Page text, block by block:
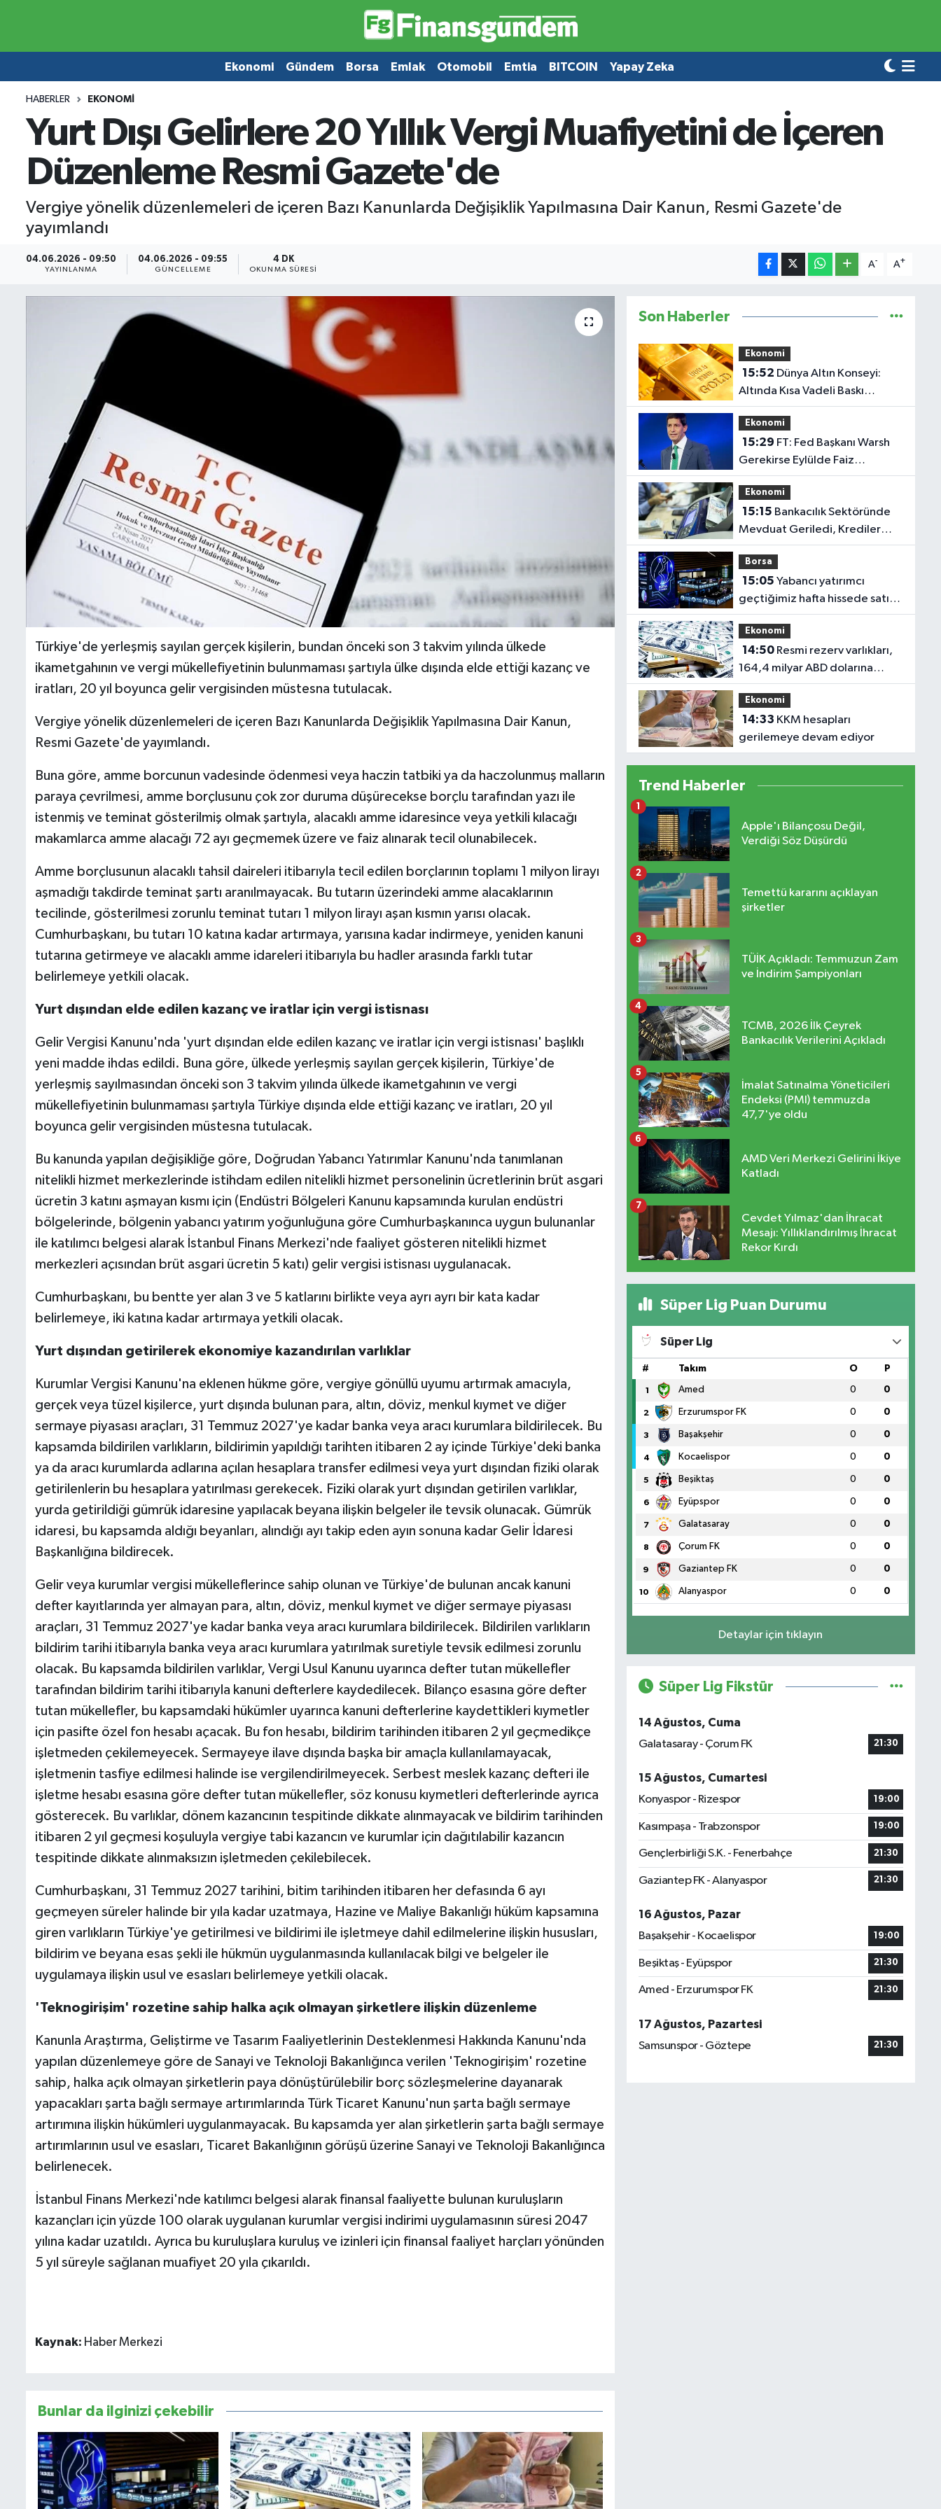
Ekonomi Gündem Borsa Emlak Otomobil Emtia BITCOIN Yapay Zeka
HABERLER EKONOMI
Yurt Dışı Gelirlere 20 Yıllık Vergi Muafiyetini de İçeren
Düzenleme Resmi Gazete'de
Vergiye yönelik düzenlemeleri de içeren Bazı Kanunlarda Değişiklik Yapılmasına Dair Kanun, Resmi Gazete'de
yayımlandı
04.06.2026 - 09:50
YAYINLANMA
04.06.2026 - 09:55
GÜNCELLEME
4 DK
OKUNMA SÜRESI
A- A+
Türkiye'de yerleşmiş sayılan gerçek kişilerin, bundan önceki son 3 takvim yılında ülkede
ikametgahının ve vergi mükellefiyetinin bulunmaması şartıyla ülke dışında elde ettiği kazanç ve
iratları, 20 yıl boyunca gelir vergisinden müstesna tutulacak.
Vergiye yönelik düzenlemeleri de içeren Bazı Kanunlarda Değişiklik Yapılmasına Dair Kanun,
Resmi Gazete'de yayımlandı.
Buna göre, amme borcunun vadesinde ödenmesi veya haczin tatbiki ya da haczolunmuş malların
paraya çevrilmesi, amme borçlusunu çok zor duruma düşürecekse borçlu tarafından yazı ile
istenmiş ve teminat gösterilmiş olmak şartıyla, alacaklı amme idaresince veya yetkili kılacağı
makamlarca amme alacağı 72 ayı geçmemek üzere ve faiz alınarak tecil olunabilecek.
Amme borçlusunun alacaklı tahsil daireleri itibarıyla tecil edilen borçlarının toplamı 1 milyon lirayı
aşmadığı takdirde teminat şartı aranılmayacak. Bu tutarın üzerindeki amme alacaklarının
tecilinde, gösterilmesi zorunlu teminat tutarı 1 milyon lirayı aşan kısmın yarısı olacak.
Cumhurbaşkanı, bu tutarı 10 katına kadar artırmaya, yarısına kadar indirmeye, yeniden kanuni
tutarına getirmeye ve alacaklı amme idareleri itibarıyla bu hadler arasında farklı tutar
belirlemeye yetkili olacak.
Yurt dışından elde edilen kazanç ve iratlar için vergi istisnası
Gelir Vergisi Kanunu'nda 'yurt dışından elde edilen kazanç ve iratlar için vergi istisnası' başlıklı
yeni madde ihdas edildi. Buna göre, ülkede yerleşmiş sayılan gerçek kişilerin, Türkiye'de
yerleşmiş sayılmasından önceki son 3 takvim yılında ülkede ikametgahının ve vergi
mükellefiyetinin bulunmaması şartıyla Türkiye dışında elde ettiği kazanç ve iratları, 20 yıl
boyunca gelir vergisinden müstesna tutulacak.
Bu kanunda yapılan değişikliğe göre, Doğrudan Yabancı Yatırımlar Kanunu'nda tanımlanan
nitelikli hizmet merkezlerinde istihdam edilen nitelikli hizmet personelinin ücretlerinin brüt asgari
ücretin 3 katını aşmayan kısmı için (Endüstri Bölgeleri Kanunu kapsamında kurulan endüstri
bölgelerinde, bölgenin yabancı yatırım yoğunluğuna göre Cumhurbaşkanınca uygun bulunanlar
ile katılımcı belgesi alarak İstanbul Finans Merkezi'nde faaliyet gösteren nitelikli hizmet
merkezleri açısından brüt asgari ücretin 5 katı) gelir vergisi istisnası uygulanacak.
Cumhurbaşkanı, bu bentte yer alan 3 ve 5 katlarını birlikte veya ayrı ayrı bir kata kadar
belirlemeye, iki katına kadar artırmaya yetkili olacak.
Yurt dışından getirilerek ekonomiye kazandırılan varlıklar
Kurumlar Vergisi Kanunu'na eklenen hükme göre, vergiye gönüllü uyumu artırmak amacıyla,
gerçek veya tüzel kişilerce, yurt dışında bulunan para, altın, döviz, menkul kıymet ve diğer
sermaye piyasası araçları, 31 Temmuz 2027'ye kadar banka veya aracı kurumlara bildirilecek. Bu
kapsamda bildirilen varlıkların, bildirimin yapıldığı tarihten itibaren 2 ay içinde Türkiye'deki banka
ya da aracı kurumlarda adlarına açılan hesaplara transfer edilmesi veya yurt dışından fiziki olarak
getirilenlerin bu hesaplara yatırılması gerekecek. Fiziki olarak yurt dışından getirilen varlıklar,
yurda getirildiği gümrük idaresine yapılacak beyana ilişkin belgeler ile tevsik olunacak. Gümrük
idaresi, bu kapsamda aldığı beyanları, alındığı ayı takip eden ayın sonuna kadar Gelir İdaresi
Başkanlığına bildirecek.
Gelir veya kurumlar vergisi mükelleflerince sahip olunan ve Türkiye'de bulunan ancak kanuni
defter kayıtlarında yer almayan para, altın, döviz, menkul kıymet ve diğer sermaye piyasası
araçları, 31 Temmuz 2027'ye kadar banka veya aracı kurumlara bildirilecek. Bildirilen varlıkların
bildirim tarihi itibarıyla banka veya aracı kurumlara yatırılmak suretiyle tevsik edilmesi zorunlu
olacak. Bu kapsamda bildirilen varlıklar, Vergi Usul Kanunu uyarınca defter tutan mükellefler
tarafından bildirim tarihi itibarıyla kanuni defterlere kaydedilecek. Bilanço esasına göre defter
tutan mükellefler, bu kapsamdaki hükümler uyarınca kanuni defterlerine kaydettikleri kıymetler
için pasifte özel fon hesabı açacak. Bu fon hesabı, bildirim tarihinden itibaren 2 yıl geçmedikçe
işletmeden çekilemeyecek. Sermayeye ilave dışında başka bir amaçla kullanılamayacak,
işletmenin tasfiye edilmesi halinde ise vergilendirilmeyecek. Serbest meslek kazanç defteri ile
işletme hesabı esasına göre defter tutan mükellefler, söz konusu kıymetleri defterlerinde ayrıca
gösterecek. Bu varlıklar, dönem kazancının tespitinde dikkate alınmayacak ve bildirim tarihinden
itibaren 2 yıl geçmesi koşuluyla vergiye tabi kazancın ve kurumlar için dağıtılabilir kazancın
tespitinde dikkate alınmaksızın işletmeden çekilebilecek.
Cumhurbaşkanı, 31 Temmuz 2027 tarihini, bitim tarihinden itibaren her defasında 6 ayı
geçmeyen süreler halinde bir yıla kadar uzatmaya, Hazine ve Maliye Bakanlığı hüküm kapsamına
giren varlıkların Türkiye'ye getirilmesi ve bildirimi ile işletmeye dahil edilmelerine ilişkin hususları,
bildirim ve beyana esas şekli ile hükmün uygulanmasında kullanılacak bilgi ve belgeler ile
uygulamaya ilişkin usul ve esasları belirlemeye yetkili olacak.
'Teknogirişim' rozetine sahip halka açık olmayan şirketlere ilişkin düzenleme
Kanunla Araştırma, Geliştirme ve Tasarım Faaliyetlerinin Desteklenmesi Hakkında Kanunu'nda
yapılan düzenlemeye göre de Sanayi ve Teknoloji Bakanlığınca verilen 'Teknogirişim' rozetine
sahip, halka açık olmayan şirketlerin paya dönüştürülebilir borç sözleşmelerine dayanarak
yapacakları şarta bağlı sermaye artırımlarında Türk Ticaret Kanunu'nun şarta bağlı sermaye
artırımına ilişkin hükümleri uygulanmayacak. Bu kapsamda yer alan şirketlerin şarta bağlı sermaye
artırımlarının usul ve esasları, Ticaret Bakanlığının görüşü üzerine Sanayi ve Teknoloji Bakanlığınca
belirlenecek.
İstanbul Finans Merkezi'nde katılımcı belgesi alarak finansal faaliyette bulunan kuruluşların
kazançları için yüzde 100 olarak uygulanan kurumlar vergisi indirimi uygulamasının süresi 2047
yılına kadar uzatıldı. Ayrıca bu kuruluşlara kuruluş ve izinleri için finansal faaliyet harçları yönünden
5 yıl süreyle sağlanan muafiyet 20 yıla çıkarıldı.
Kaynak: Haber Merkezi
Bunlar da ilginizi çekebilir
Son Haberler
Ekonomi
15:52
Altında Kısa Vadeli Baskı
Sürebilir
Ekonomi
15:29
Gerekirse Eylülde Faiz
Artırmaya Hazır
Ekonomi
15:15
Mevduat Geriledi, Krediler
Yükseldi
Borsa
15:05
geçtiğimiz hafta hissede satıcı,
DİBS'de alıcı oldu
Ekonomi
14:50Resmi rezerv varlıkları,
164,4 milyar ABD dolarına
ulaştı
Ekonomi
14:33
gerilemeye devam ediyor
Trend Haberler
Apple'ı Bilançosu Değil,
Verdiği Söz Düşürdü
1
Temettü kararını açıklayan
şirketler
2
TÜİK Açıkladı: Temmuzun Zam
ve İndirim Şampiyonları
3
TCMB, 2026 İlk Çeyrek
Bankacılık Verilerini Açıkladı
4
İmalat Satınalma Yöneticileri
Endeksi (PMI) temmuzda
47,7'ye oldu
5
AMD Veri Merkezi Gelirini İkiye
Katladı
6
Cevdet Yılmaz'dan İhracat
Mesajı: Yıllıklandırılmış İhracat
Rekor Kırdı
7
Süper Lig Puan Durumu
Süper Lig
# Takım O P
1 Amed 0 0
2 Erzurumspor FK 0 0
3 Başakşehir 0 0
4 Kocaelispor 0 0
5 Beşiktaş 0 0
6 Eyüpspor 0 0
7 Galatasaray 0 0
8 Çorum FK 0 0
9 Gaziantep FK 0 0
10 Alanyaspor 0 0
Detaylar için tıklayın
Süper Lig Fikstür
14 Ağustos, Cuma
Galatasaray - Çorum FK
21:30
15 Ağustos, Cumartesi
Konyaspor - Rizespor
19:00
Kasımpaşa - Trabzonspor 19:00
Gençlerbirliği S.K. - Fenerbahçe 21:30
Gaziantep FK - Alanyaspor 21:30
16 Ağustos, Pazar
Başakşehir - Kocaelispor
19:00
Beşiktaş - Eyüpspor 21:30
Amed - Erzurumspor FK 21:30
17 Ağustos, Pazartesi
Samsunspor - Göztepe
21:30
Ekonomi
Borsa
Emlak
Otomobil
Gizlilik Sözleşmesi
Yasal Uyarı
Ekonomi
Borsa
Emlak
Emtia
BITCOIN